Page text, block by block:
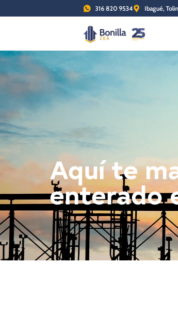
316 820 9534 Ibagué,
Aquí te
enterado